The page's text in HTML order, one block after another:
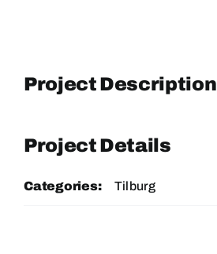
Project Description
Project Details
Categories: Tilburg